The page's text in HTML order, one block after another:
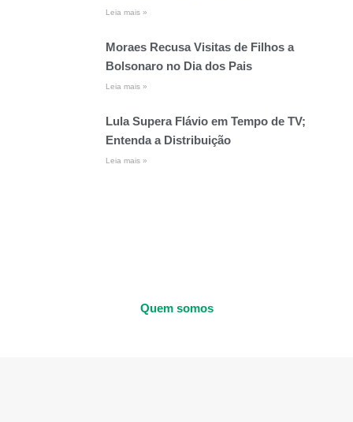
Leia mais »
Moraes Recusa Visitas de Filhos a
Bolsonaro no Dia dos Pais
Leia mais »
Lula Supera Flávio em Tempo de TV;
Entenda a Distribuição
Leia mais »
Quem somos